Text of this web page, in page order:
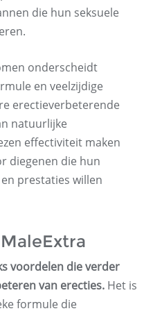
die hun seksuele
onderscheidt
en veelzijdige
erectieverbeterende
natuurlijke
effectiviteit maken
diegenen die hun
prestaties willen
voordelen die verder
van erecties. Het is
formule die